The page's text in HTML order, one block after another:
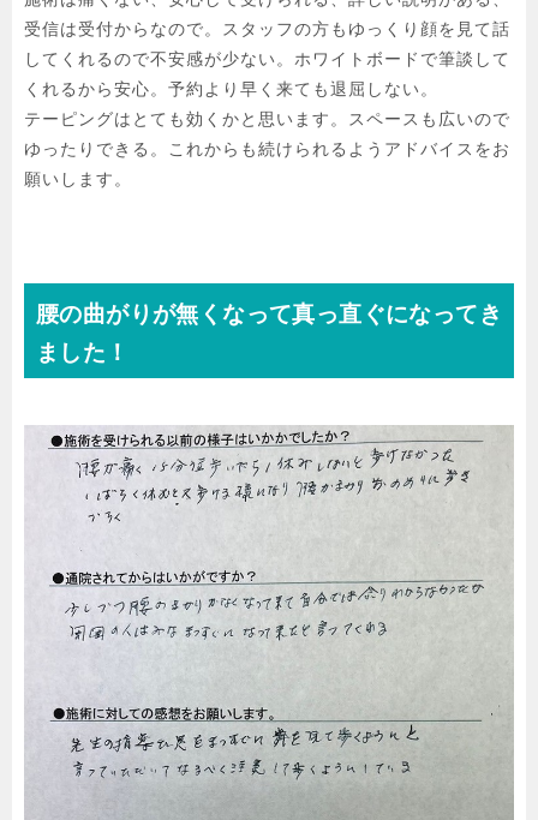
受信は受付からなので。スタッフの方もゆっくり顔を見て話
してくれるので不安感が少ない。ホワイトボードで筆談して
くれるから安心。予約より早く来ても退屈しない。
テーピングはとても効くかと思います。スペースも広いので
ゆったりできる。これからも続けられるようアドバイスをお
願いします。
腰の曲がりが無くなって真っ直ぐになってき
ました！